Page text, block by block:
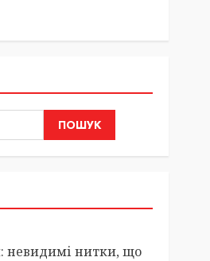
ПОШУК
невидимі нитки, що